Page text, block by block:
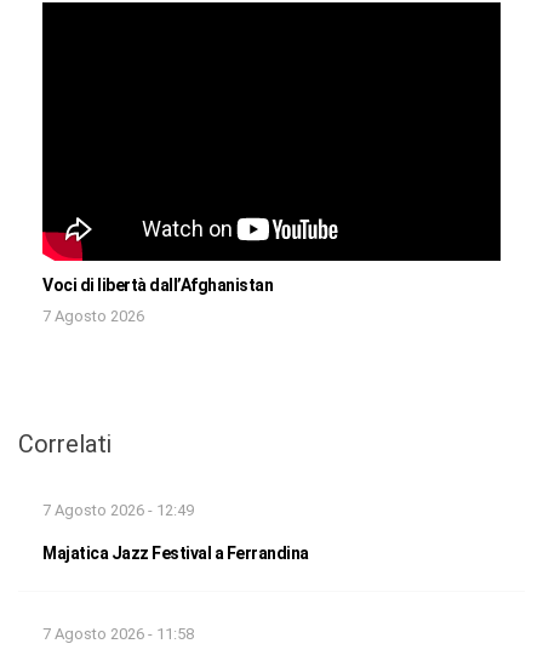
Voci di libertà dall’Afghanistan
7 Agosto 2026
Correlati
7 Agosto 2026 - 12:49
Majatica Jazz Festival a Ferrandina
7 Agosto 2026 - 11:58